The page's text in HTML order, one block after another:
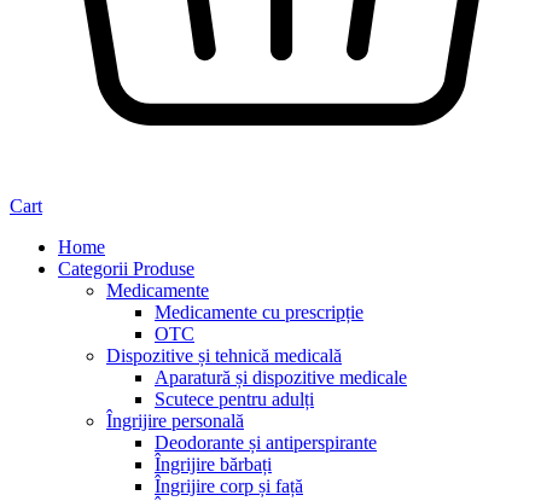
Cart
Home
Categorii Produse
Medicamente
Medicamente cu prescripție
OTC
Dispozitive și tehnică medicală
Aparatură și dispozitive medicale
Scutece pentru adulți
Îngrijire personală
Deodorante și antiperspirante
Îngrijire bărbați
Îngrijire corp și față